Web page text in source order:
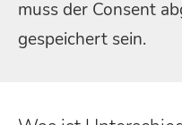
muss der Consent
gespeichert sein.